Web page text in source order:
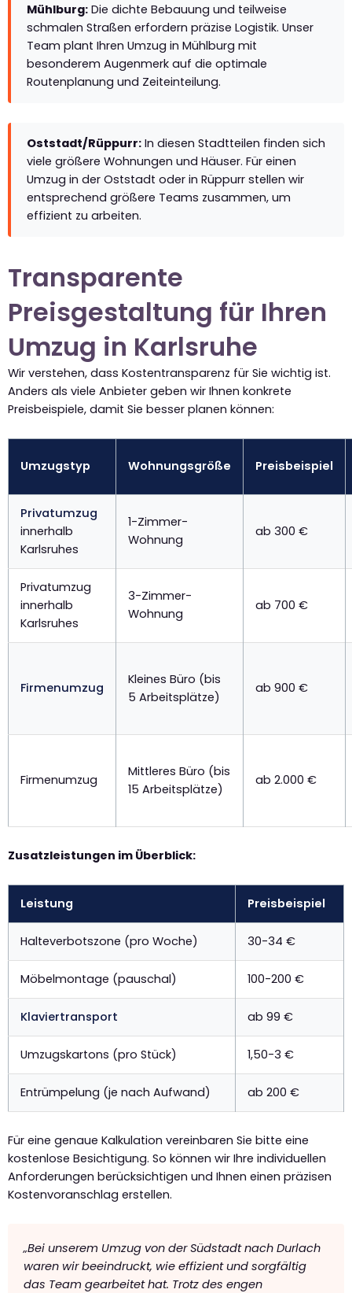
Mühlburg: Die dichte Bebauung und teilweise
schmalen Straßen erfordern präzise Logistik. Unser
Team plant Ihren Umzug in Mühlburg mit
besonderem Augenmerk auf die optimale
Routenplanung und Zeiteinteilung.
Oststadt/Rüppurr: In diesen Stadtteilen finden sich
viele größere Wohnungen und Häuser. Für einen
Umzug in der Oststadt oder in Rüppurr stellen wir
entsprechend größere Teams zusammen, um
effizient zu arbeiten.
Transparente
Preisgestaltung für Ihren
Umzug in Karlsruhe
Wir verstehen, dass Kostentransparenz für Sie wichtig ist.
Anders als viele Anbieter geben wir Ihnen konkrete
Preisbeispiele, damit Sie besser planen können:
Umzugstyp Wohnungsgröße Preisbeispiel
Privatumzug
innerhalb
Karlsruhes
1-Zimmer-
Wohnung
ab 300 €
Privatumzug
innerhalb
Karlsruhes
3-Zimmer-
Wohnung
ab 700 €
Firmenumzug
Kleines Büro (bis
5 Arbeitsplätze)
ab 900 €
Firmenumzug
Mittleres Büro (bis
15 Arbeitsplätze)
ab 2.000 €
Zusatzleistungen im Überblick:
Leistung Preisbeispiel
Halteverbotszone (pro Woche) 30-34 €
Möbelmontage (pauschal) 100-200 €
Klaviertransport ab 99 €
Umzugskartons (pro Stück) 1,50-3 €
Entrümpelung (je nach Aufwand) ab 200 €
Für eine genaue Kalkulation vereinbaren Sie bitte eine
kostenlose Besichtigung. So können wir Ihre individuellen
Anforderungen berücksichtigen und Ihnen einen präzisen
Kostenvoranschlag erstellen.
„Bei unserem Umzug von der Südstadt nach Durlach
waren wir beeindruckt, wie effizient und sorgfältig
das Team gearbeitet hat. Trotz des engen